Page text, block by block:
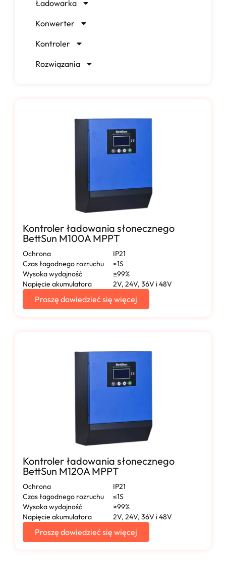
Ładowarka
Konwerter
Kontroler
Rozwiązania
Kontroler ładowania słonecznego
BettSun M100A MPPT
Ochrona
IP21
Czas łagodnego rozruchu
≤1S
Wysoka wydajność
≥99%
Napięcie akumulatora
2V, 24V, 36V i 48V
Proszę dowiedzieć się więcej
Kontroler ładowania słonecznego
BettSun M120A MPPT
Ochrona
IP21
Czas łagodnego rozruchu
≤1S
Wysoka wydajność
≥99%
Napięcie akumulatora
2V, 24V, 36V i 48V
Proszę dowiedzieć się więcej